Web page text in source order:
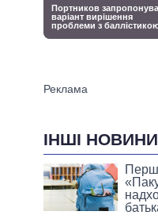
ІНШІ